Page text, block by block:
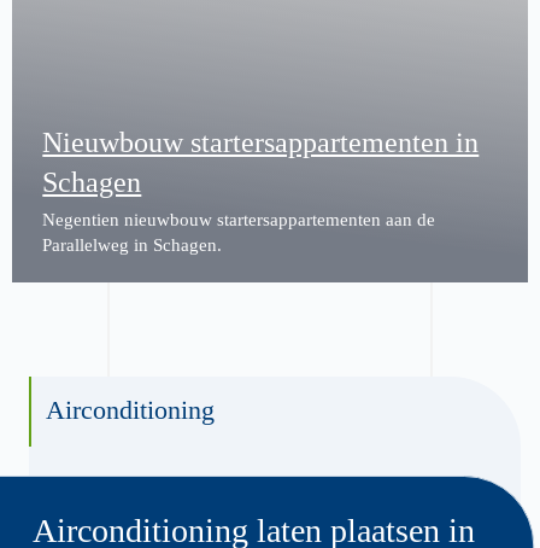
Nieuwbouw startersappartementen in
Schagen
Negentien nieuwbouw startersappartementen aan de
Parallelweg in Schagen.
Airconditioning
Airconditioning laten plaatsen in